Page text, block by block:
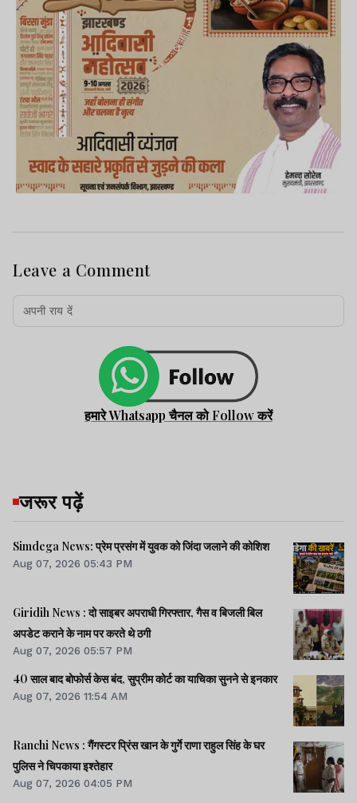
Leave a Comment
हमारे Whatsapp चैनल को Follow करें
जरूर पढ़ें
Simdega News: प्रेम प्रसंग में युवक को जिंदा जलाने की कोशिश
Aug 07, 2026 05:43 PM
Giridih News : दो साइबर अपराधी गिरफ्तार, गैस व बिजली बिल
अपडेट कराने के नाम पर करते थे ठगी
Aug 07, 2026 05:57 PM
40 साल बाद बोफोर्स केस बंद, सुप्रीम कोर्ट का याचिका सुनने से इनकार
Aug 07, 2026 11:54 AM
Ranchi News : गैंगस्टर प्रिंस खान के गुर्गे राणा राहुल सिंह के घर
पुलिस ने चिपकाया इश्तेहार
Aug 07, 2026 04:05 PM